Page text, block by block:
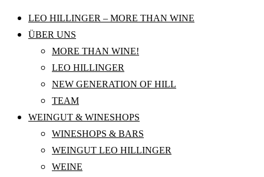
LEO HILLINGER – MORE THAN WINE
ÜBER UNS
MORE THAN WINE!
LEO HILLINGER
NEW GENERATION OF HILL
TEAM
WEINGUT & WINESHOPS
WINESHOPS & BARS
WEINGUT LEO HILLINGER
WEINE